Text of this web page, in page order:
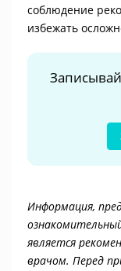
соблюдение
избежать
Информация,
является
врачом. Перед